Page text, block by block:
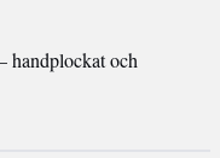
handplockat och